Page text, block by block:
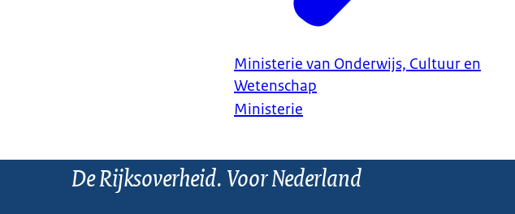
Ministerie van Onderwijs, Cultuur en
Wetenschap
Ministerie
De Rijksoverheid. Voor Nederland